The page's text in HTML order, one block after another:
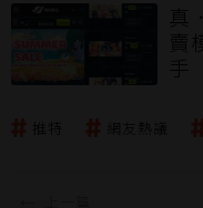
真
賣
手
推特 網友熱議